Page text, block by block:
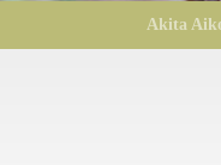
Akita